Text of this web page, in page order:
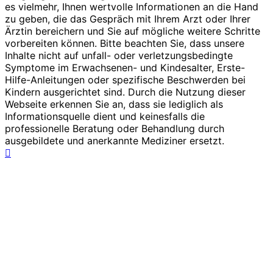
es vielmehr, Ihnen wertvolle Informationen an die Hand
zu geben, die das Gespräch mit Ihrem Arzt oder Ihrer
Ärztin bereichern und Sie auf mögliche weitere Schritte
vorbereiten können. Bitte beachten Sie, dass unsere
Inhalte nicht auf unfall- oder verletzungsbedingte
Symptome im Erwachsenen- und Kindesalter, Erste-
Hilfe-Anleitungen oder spezifische Beschwerden bei
Kindern ausgerichtet sind. Durch die Nutzung dieser
Webseite erkennen Sie an, dass sie lediglich als
Informationsquelle dient und keinesfalls die
professionelle Beratung oder Behandlung durch
ausgebildete und anerkannte Mediziner ersetzt.